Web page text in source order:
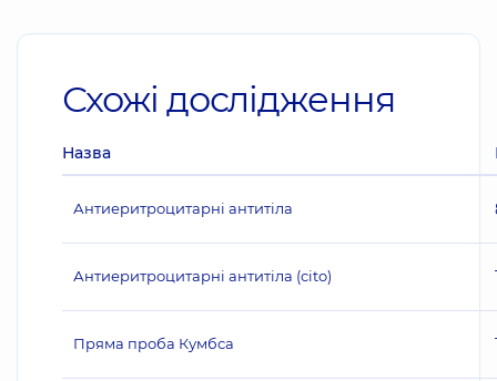
Схожі дослідження
Назва
Антиеритроцитарні антитіла
Антиеритроцитарні антитіла (cito)
Пряма проба Кумбса